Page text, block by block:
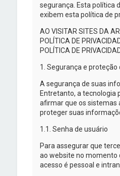
segurança. Esta política
exibem esta política de
AO VISITAR SITES DA
POLÍTICA DE
POLÍTICA DE
1. Segurança e
A segurança de suas
Entretanto, a tecnologia
afirmar que os sistemas
proteger suas
1.1. Senha de usuário
Para assegurar que
ao website no momento
acesso é pessoal e